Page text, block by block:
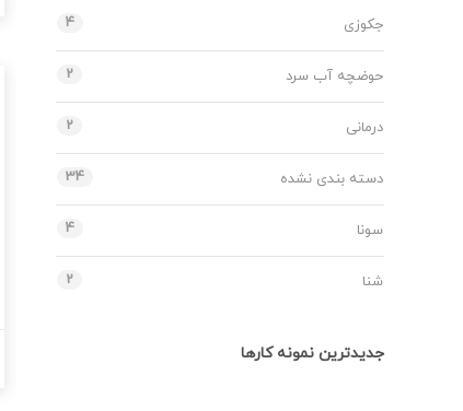
جکوزی 4
حوضچه آب سرد 2
درمانی 2
دسته بندی نشده 34
سونا 4
شنا 2
جدیدترین نمونه کارها